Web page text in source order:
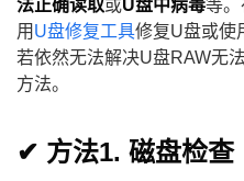
法正确读取或U盘中病毒等
用 U盘修复工具修复U盘或使
若依然无法解决U盘RAW无
方法。
✔ 方法1. 磁盘检查